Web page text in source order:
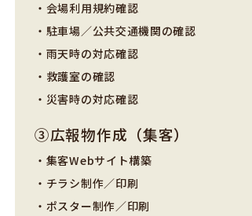
・会場利用規約確認
・駐車場／公共交通機関の確認
・雨天時の対応確認
・救護室の確認
・災害時の対応確認
③広報物作成（集客）
・集客Webサイト構築
・チラシ制作／印刷
・ポスター制作／印刷